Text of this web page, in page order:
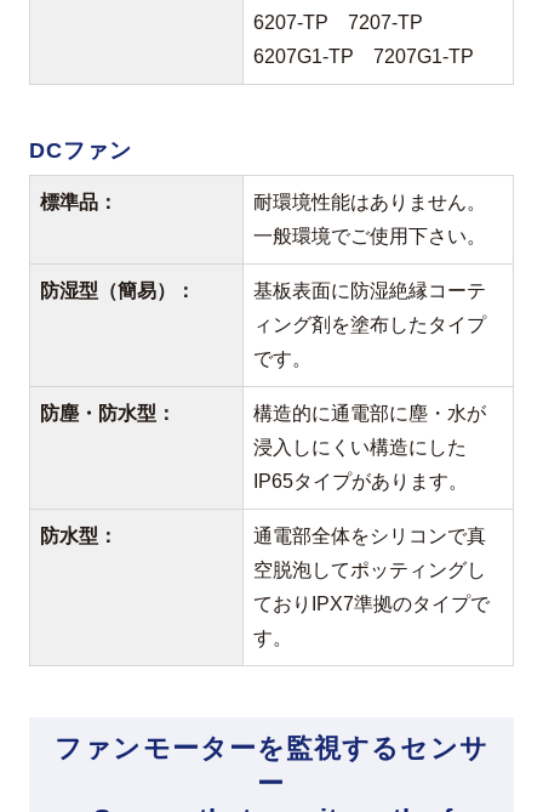
6207-TP 7207-TP
6207G1-TP 7207G1-TP
DCファン
標準品：
耐環境性能はありません。
一般環境でご使用下さい。
防湿型（簡易）：
基板表面に防湿絶縁コーテ
ィング剤を塗布したタイプ
です。
防塵・防水型：
構造的に通電部に塵・水が
浸入しにくい構造にした
IP65タイプがあります。
防水型：
通電部全体をシリコンで真
空脱泡してポッティングし
ておりIPX7準拠のタイプで
す。
ファンモーターを監視するセンサ
ー